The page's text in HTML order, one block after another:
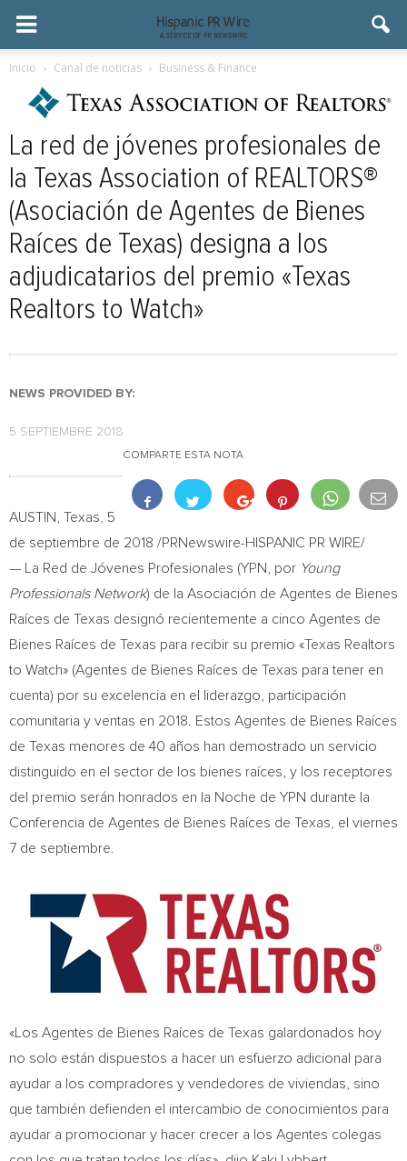
Inicio Canal de noticias Business & Finance
La red de jóvenes profesionales de
la Texas Association of REALTORS®
(Asociación de Agentes de Bienes
Raíces de Texas) designa a los
adjudicatarios del premio «Texas
Realtors to Watch»
NEWS PROVIDED BY:
5 SEPTIEMBRE 2018
COMPARTE ESTA NOTA
AUSTIN, Texas , 5
de septiembre de 2018 /PRNewswire-HISPANIC PR WIRE/
— La Red de Jóvenes Profesionales (YPN, por Young
Professionals Network) de la Asociación de Agentes de Bienes
Raíces de Texas designó recientemente a cinco Agentes de
Bienes Raíces de Texas para recibir su premio «Texas Realtors
to Watch» (Agentes de Bienes Raíces de Texas para tener en
cuenta) por su excelencia en el liderazgo, participación
comunitaria y ventas en 2018. Estos Agentes de Bienes Raíces
de Texas menores de 40 años han demostrado un servicio
distinguido en el sector de los bienes raíces, y los receptores
del premio serán honrados en la Noche de YPN durante la
Conferencia de Agentes de Bienes Raíces de Texas , el viernes
7 de septiembre.
«Los Agentes de Bienes Raíces de Texas galardonados hoy
no solo están dispuestos a hacer un esfuerzo adicional para
ayudar a los compradores y vendedores de viviendas, sino
que también defienden el intercambio de conocimientos para
ayudar a promocionar y hacer crecer a los Agentes colegas